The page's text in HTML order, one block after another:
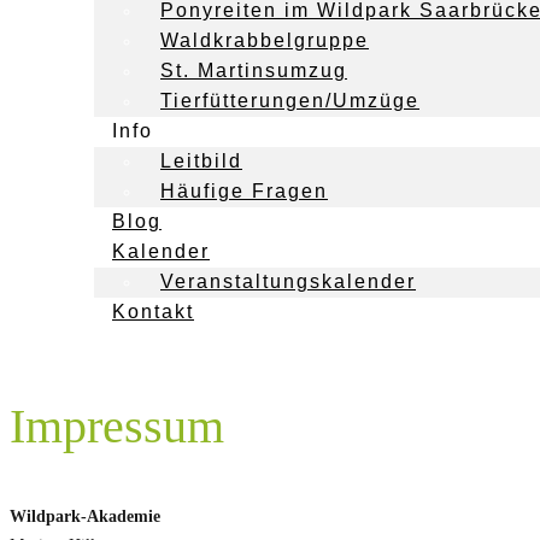
Ponyreiten im Wildpark
Waldkrabbelgruppe
St. Martinsumzug
Tierfütterungen/Umzüge
Info
Leitbild
Häufige Fragen
Blog
Kalender
Veranstaltungskalender
Kontakt
Impressum
Wildpark-Akademie